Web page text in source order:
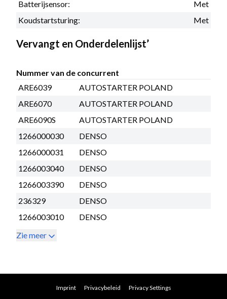
Batterijsensor:
Met
Koudstartsturing:
Met
Vervangt en Onderdelenlijst’
Nummer van de concurrent
ARE6039
AUTOSTARTER POLAND
ARE6070
AUTOSTARTER POLAND
ARE6090S
AUTOSTARTER POLAND
1266000030
DENSO
1266000031
DENSO
1266003040
DENSO
1266003390
DENSO
236329
DENSO
1266003010
DENSO
Zie meer
Imprint Privacybeleid Privacy Settings